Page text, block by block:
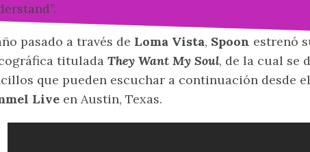
pasado a través de Loma Vista, Spoon estrenó
titulada They Want My Soul, de la cual se
que pueden escuchar a continuación desde
Live en Austin, Texas.